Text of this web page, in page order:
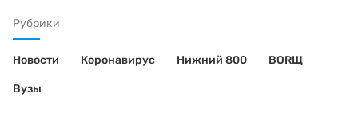
Рубрики
Новости Коронавирус Нижний 800 BORЩ
Вузы